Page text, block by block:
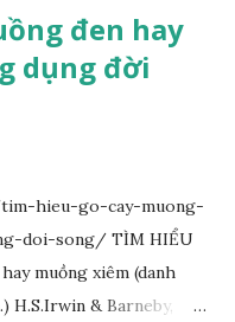
đen hay
dụng đời
hieu-go-cay-muong-
doi-song/ TÌM HIỂU
muồng xiêm (danh
H.S.Irwin & Barneby,